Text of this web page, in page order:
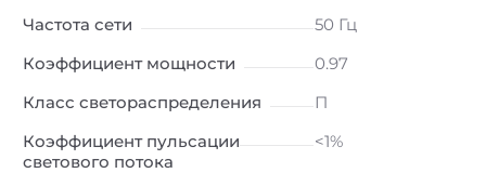
Частота сети
50 Гц
Коэффициент мощности
0.97
Класс светораспределения
П
Коэффициент пульсации
светового потока
<1%